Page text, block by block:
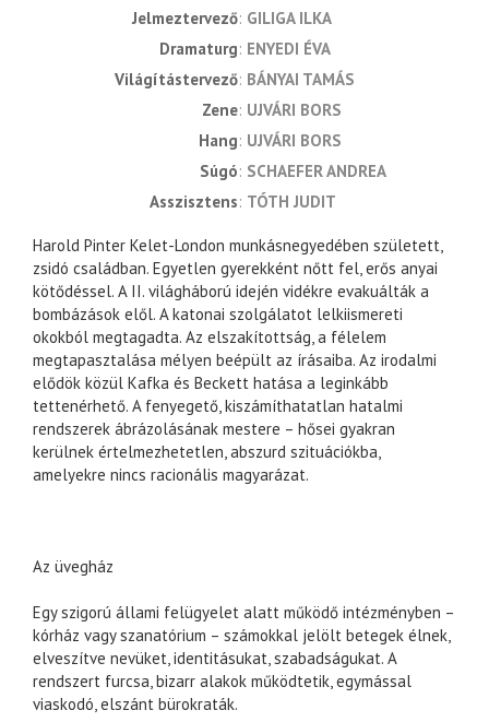
jelmeztervező GILIGA ILKA
dramaturg ENYEDI ÉVA
világítástervező BÁNYAI TAMÁS
zene UJVÁRI BORS
hang UJVÁRI BORS
súgó SCHAEFER ANDREA
asszisztens TÓTH JUDIT
Harold Pinter Kelet-London munkásnegyedében született,
zsidó családban. Egyetlen gyerekként nőtt fel, erős anyai
kötődéssel. A II. világháború idején vidékre evakuálták a
bombázások elől. A katonai szolgálatot lelkiismereti
okokból megtagadta. Az elszakítottság, a félelem
megtapasztalása mélyen beépült az írásaiba. Az irodalmi
elődök közül Kafka és Beckett hatása a leginkább
tettenérhető. A fenyegető, kiszámíthatatlan hatalmi
rendszerek ábrázolásának mestere – hősei gyakran
kerülnek értelmezhetetlen, abszurd szituációkba,
amelyekre nincs racionális magyarázat.
Az üvegház
Egy szigorú állami felügyelet alatt működő intézményben –
kórház vagy szanatórium – számokkal jelölt betegek élnek,
elveszítve nevüket, identitásukat, szabadságukat. A
rendszert furcsa, bizarr alakok működtetik, egymással
viaskodó, elszánt bürokraták.